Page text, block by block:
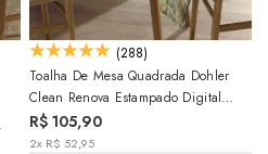
(288)
Toalha De Mesa Quadrada Dohler
Clean Renova Estampado Digital
Hércules 8 Lugares 1,80m X 1,80m
R$ 105,90
2x R$ 52,95